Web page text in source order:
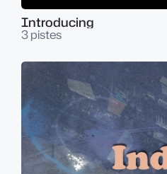
Introducing
3 pistes